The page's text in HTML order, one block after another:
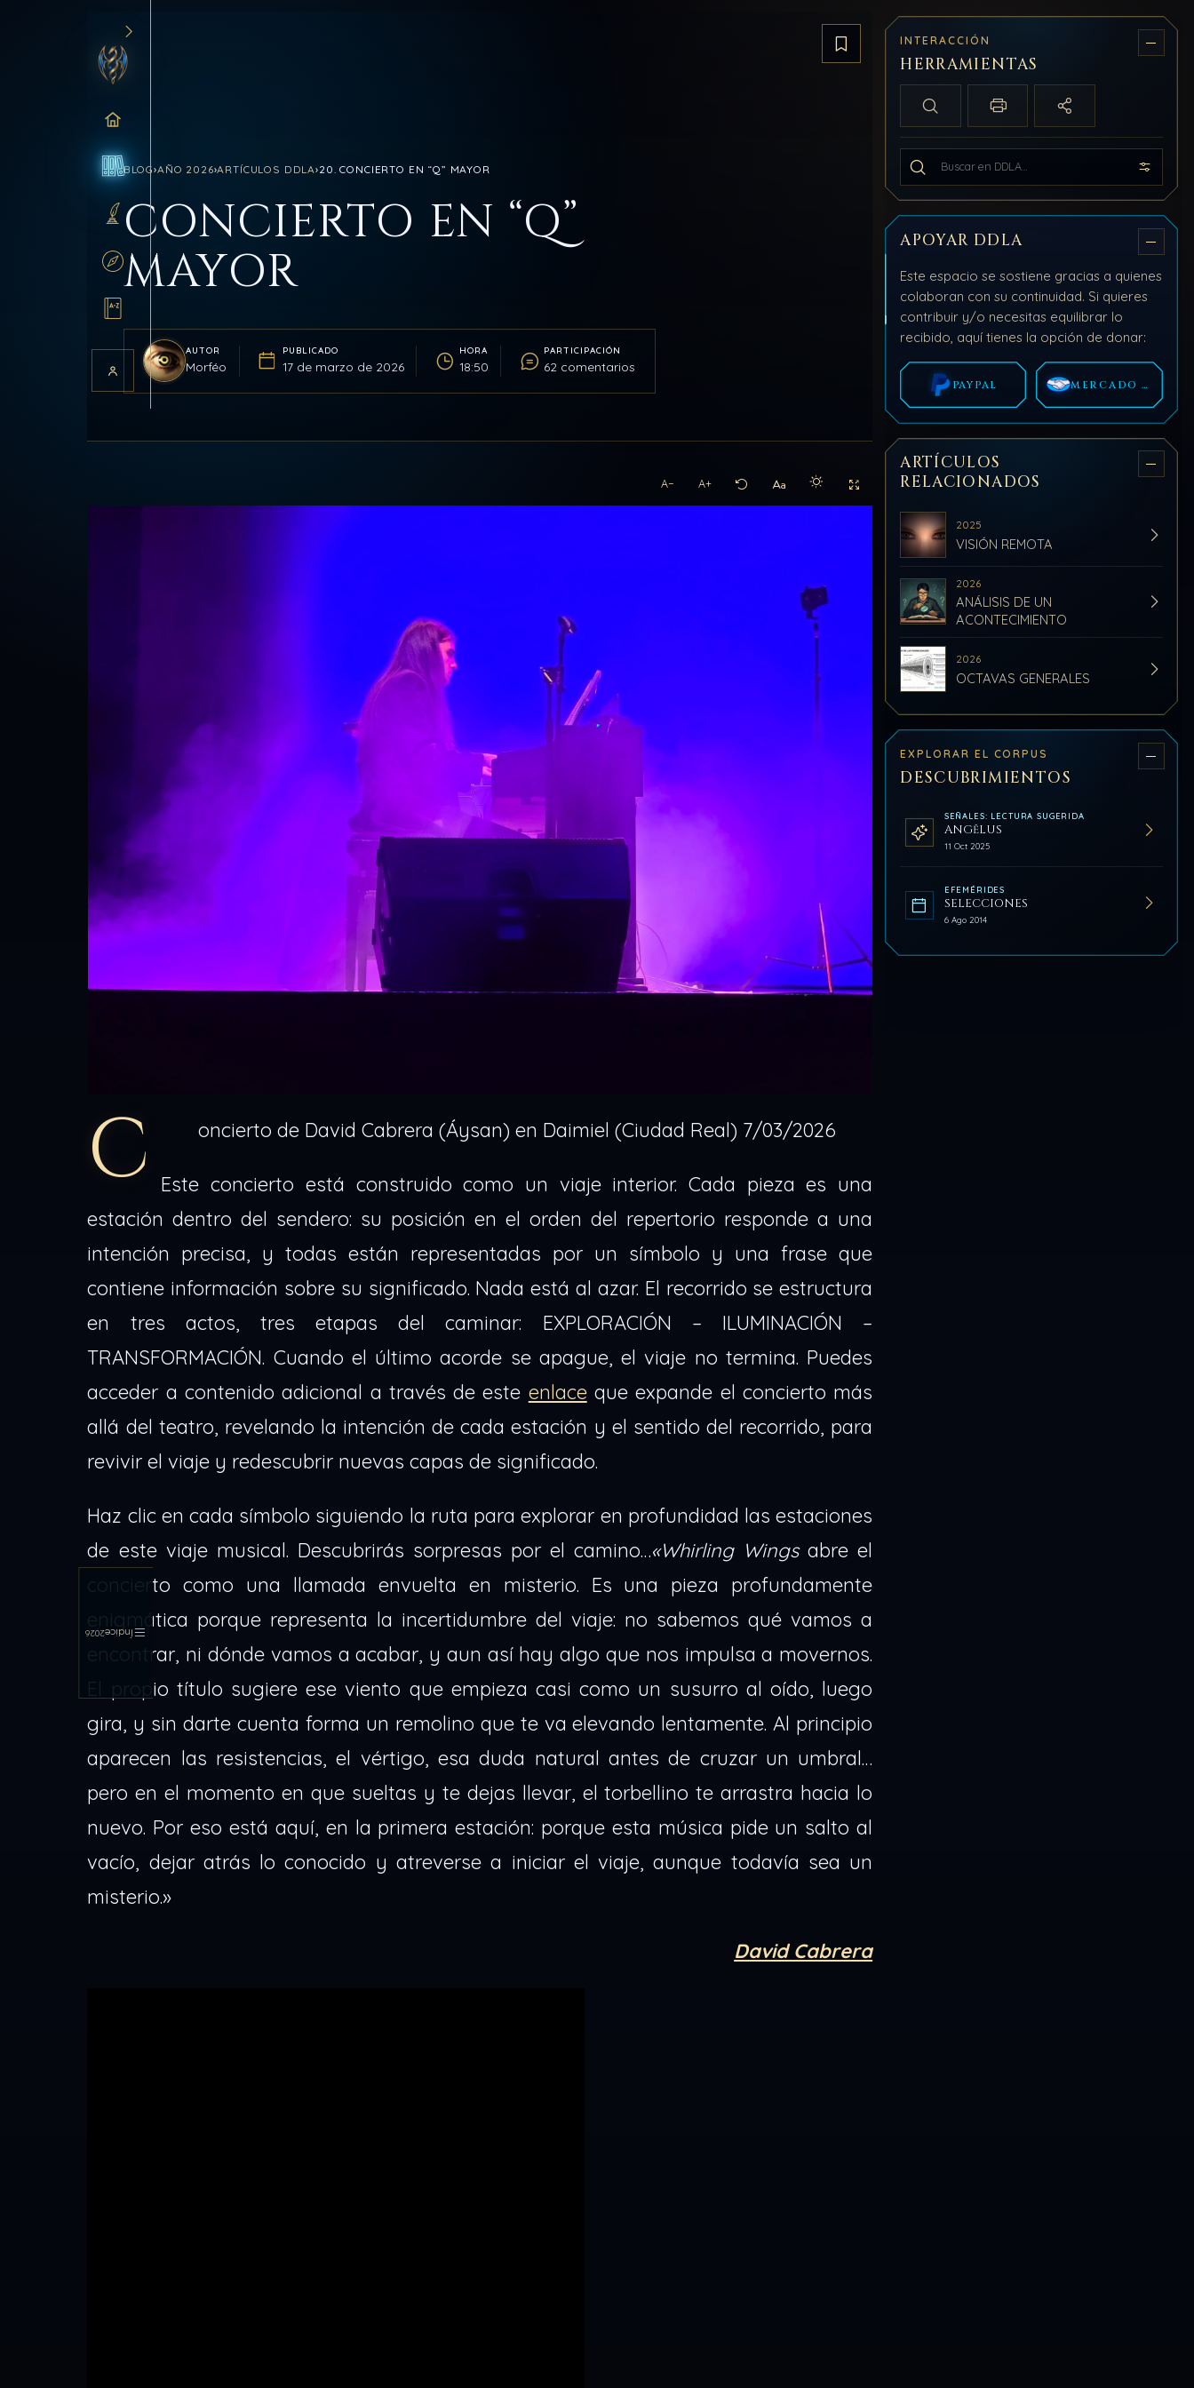
INICIO
BLOG
SANCTUM
RUTAS
GLOSARIO
Índice
2026
Guardar artículo
BLOG›AÑO 2026›ARTÍCULOS DDLA›20. CONCIERTO EN “Q” MAYOR
CONCIERTO EN “Q”
MAYOR
AUTOR
Morféo
PUBLICADO
17 de marzo de 2026
HORA
18:50
PARTICIPACIÓN
62 comentarios
A− A+
Activar modo claro de lectura
Sin distracciones
C oncierto de David Cabrera (Áysan) en Daimiel (Ciudad Real) 7/03/2026
Este concierto está construido como un viaje interior. Cada pieza es una
estación dentro del sendero: su posición en el orden del repertorio responde a una
intención precisa, y todas están representadas por un símbolo y una frase que
contiene información sobre su significado. Nada está al azar. El recorrido se estructura
en tres actos, tres etapas del caminar: EXPLORACIÓN – ILUMINACIÓN –
TRANSFORMACIÓN. Cuando el último acorde se apague, el viaje no termina. Puedes
acceder a contenido adicional a través de este enlaceque expande el concierto más
allá del teatro, revelando la intención de cada estación y el sentido del recorrido, para
revivir el viaje y redescubrir nuevas capas de significado.
Haz clic en cada símbolo siguiendo la ruta para explorar en profundidad las estaciones
de este viaje musical. Descubrirás sorpresas por el camino…«Whirling Wingsabre el
concierto como una llamada envuelta en misterio. Es una pieza profundamente
enigmática porque representa la incertidumbre del viaje: no sabemos qué vamos a
encontrar, ni dónde vamos a acabar, y aun así hay algo que nos impulsa a movernos.
El propio título sugiere ese viento que empieza casi como un susurro al oído, luego
gira, y sin darte cuenta forma un remolino que te va elevando lentamente. Al principio
aparecen las resistencias, el vértigo, esa duda natural antes de cruzar un umbral…
pero en el momento en que sueltas y te dejas llevar, el torbellino te arrastra hacia lo
nuevo. Por eso está aquí, en la primera estación: porque esta música pide un salto al
vacío, dejar atrás lo conocido y atreverse a iniciar el viaje, aunque todavía sea un
misterio.»
David Cabrera
INTERACCIÓN
HERRAMIENTAS
Búsqueda localImprimir / PDFCompartir
Buscar en todo DDLA
APOYAR DDLA
Este espacio se sostiene gracias a quienes
colaboran con su continuidad. Si quieres
contribuir y/o necesitas equilibrar lo
recibido, aquí tienes la opción de donar:
PAYPAL MERCADO PAGO
ARTÍCULOS
RELACIONADOS
2025
VISIÓN REMOTA
2026
ANÁLISIS DE UN
ACONTECIMIENTO
2026
OCTAVAS GENERALES
EXPLORAR EL CORPUS
DESCUBRIMIENTOS
SEÑALES: LECTURA SUGERIDA
ANGĔLUS
11 Oct 2025
EFEMÉRIDES
SELECCIONES
6 Ago 2014